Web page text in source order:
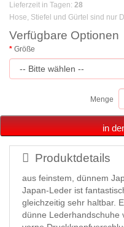
Lieferzeit in Tagen: 28
Hose, Stiefel und Gürtel sind nur
Verfügbare Optionen
Größe
Menge
in
Produktdetails
aus feinstem, dünnem
Japan-Leder ist
gleichzeitig sehr haltbar.
dünne Lederhandschuhe